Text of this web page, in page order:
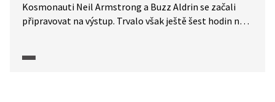
Kosmonauti Neil Armstrong a Buzz Aldrin se začali
připravovat na výstup. Trvalo však ještě šest hodin než
třeba udělat, než se dveře modulu otevřely, sledujeme